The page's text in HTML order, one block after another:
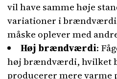
vil have samme høje
variationer i brændværdi
måske oplever med
Høj brændværdi:
høj brændværdi, hvilket
producerer mere varme